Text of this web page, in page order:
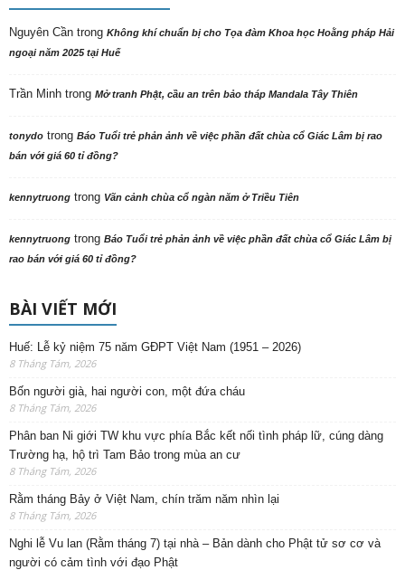
Nguyên Cần trong Không khí chuẩn bị cho Tọa đàm Khoa học Hoằng pháp Hải
ngoại năm 2025 tại Huế
Trần Minh trong Mở tranh Phật, cầu an trên bảo tháp Mandala Tây Thiên
tonydo trong Báo Tuổi trẻ phản ảnh về việc phần đất chùa cổ Giác Lâm bị rao
bán với giá 60 tỉ đồng?
kennytruong trong Vãn cảnh chùa cổ ngàn năm ở Triều Tiên
kennytruong trong Báo Tuổi trẻ phản ảnh về việc phần đất chùa cổ Giác Lâm bị
rao bán với giá 60 tỉ đồng?
BÀI VIẾT MỚI
Huế: Lễ kỷ niệm 75 năm GĐPT Việt Nam (1951 – 2026)
8 Tháng Tám, 2026
Bốn người già, hai người con, một đứa cháu
8 Tháng Tám, 2026
Phân ban Ni giới TW khu vực phía Bắc kết nối tình pháp lữ, cúng dàng
Trường hạ, hộ trì Tam Bảo trong mùa an cư
8 Tháng Tám, 2026
Rằm tháng Bảy ở Việt Nam, chín trăm năm nhìn lại
8 Tháng Tám, 2026
Nghi lễ Vu lan (Rằm tháng 7) tại nhà – Bản dành cho Phật tử sơ cơ và
người có cảm tình với đạo Phật